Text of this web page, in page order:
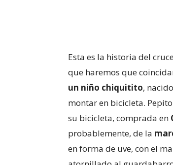
Esta es la historia del
que haremos que
un niño chiquitito,
montar en bicicleta.
su bicicleta, comprada en
probablemente, de la
en forma de uve, con el